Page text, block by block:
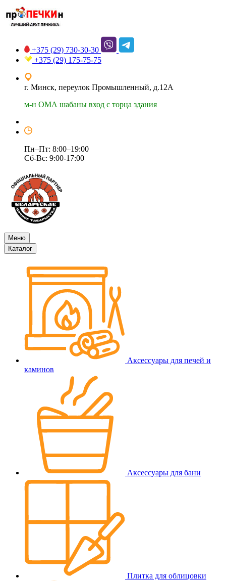
+375 (29) 730-30-30
+375 (29) 175-75-75
г. Минск, переулок Промышленный, д.12А
м-н ОМА шабаны вход с торца здания
Пн–Пт: 8:00–19:00
Сб-Вс: 9:00-17:00
Меню
Каталог
Аксессуары для печей и
каминов
Аксессуары для бани
Плитка для облицовки